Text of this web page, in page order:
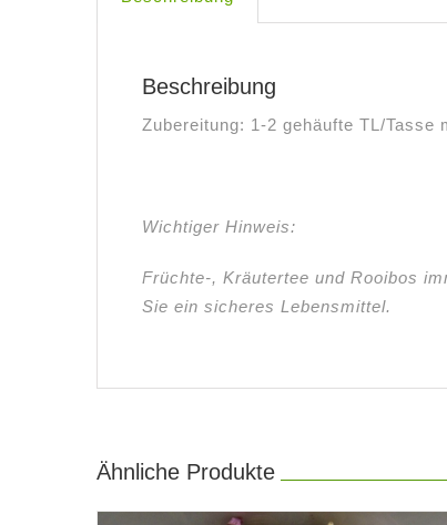
Beschreibung
Zubereitung: 1-2 gehäufte TL/Tasse
Wichtiger Hinweis:
Früchte-, Kräutertee und Rooibos
Sie ein sicheres Lebensmittel.
Ähnliche Produkte